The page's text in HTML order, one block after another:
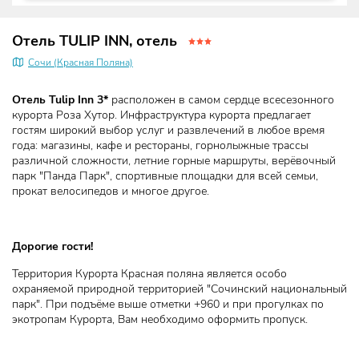
Отель TULIP INN, отель
Сочи (Красная Поляна)
Отель Tulip Inn 3* расположен в самом сердце всесезонного
курорта Роза Хутор. Инфраструктура курорта предлагает
гостям широкий выбор услуг и развлечений в любое время
года: магазины, кафе и рестораны, горнолыжные трассы
различной сложности, летние горные маршруты, верёвочный
парк "Панда Парк", спортивные площадки для всей семьи,
прокат велосипедов и многое другое.
Дорогие гости!
Территория Курорта Красная поляна является особо
охраняемой природной территорией "Сочинский национальный
парк". При подъёме выше отметки +960 и при прогулках по
экотропам Курорта, Вам необходимо оформить пропуск.